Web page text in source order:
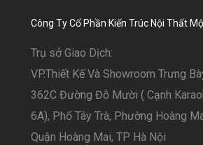
Công Ty Cổ Phần Kiến Trúc Nội Thất
Trụ sở Giao Dịch:
VP.Thiết Kế Và Showroom Trưng
362C Đường Đỗ Mười ( Cạnh
6A), Phố Tây Trà, Phường Hoàng
Quận Hoàng Mai, TP Hà Nội